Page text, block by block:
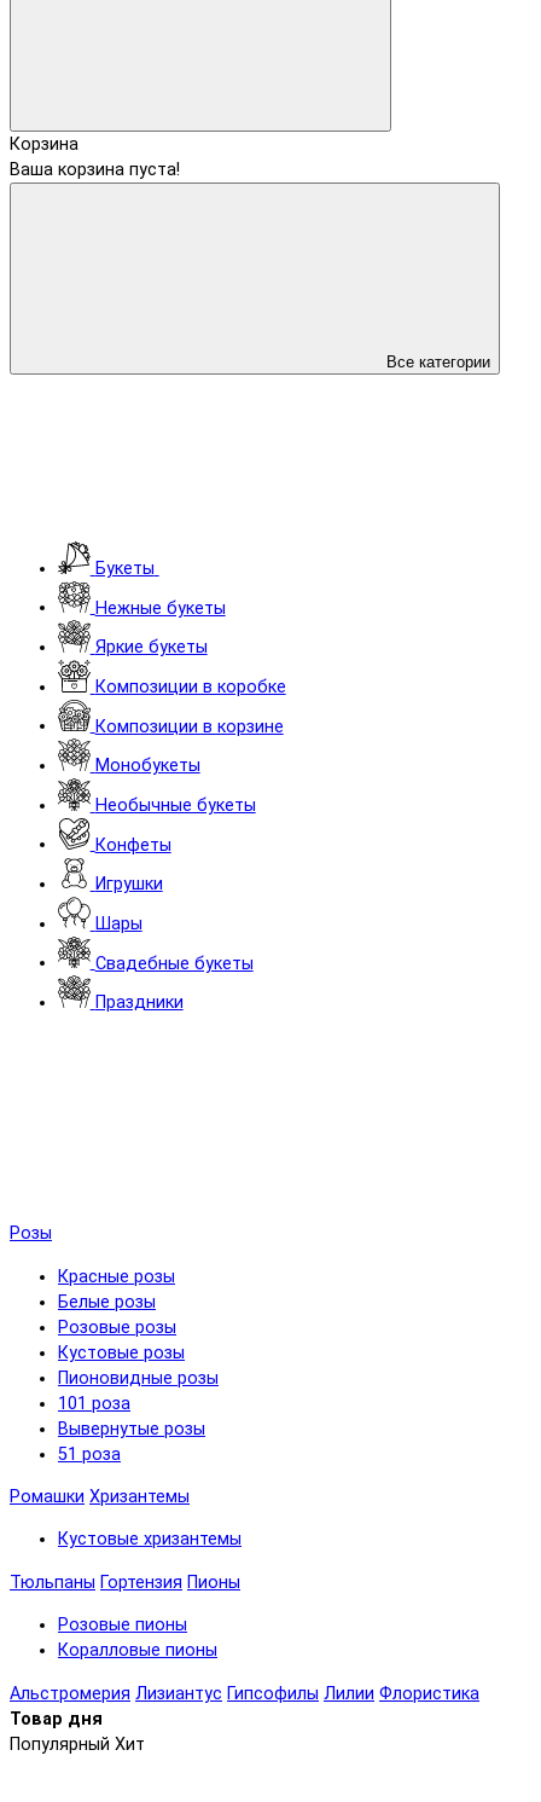
Корзина
Ваша корзина пуста!
Все категории
Букеты
Нежные букеты
Яркие букеты
Композиции в коробке
Композиции в корзине
Монобукеты
Необычные букеты
Конфеты
Игрушки
Шары
Cвадебные букеты
Праздники
Розы
Красные розы
Белые розы
Розовые розы
Кустовые розы
Пионовидные розы
101 роза
Вывернутые розы
51 роза
Ромашки Хризантемы
Кустовые хризантемы
Тюльпаны Гортензия Пионы
Розовые пионы
Коралловые пионы
Альстромерия Лизиантус Гипсофилы Лилии Флористика
Товар дня
Популярный Хит